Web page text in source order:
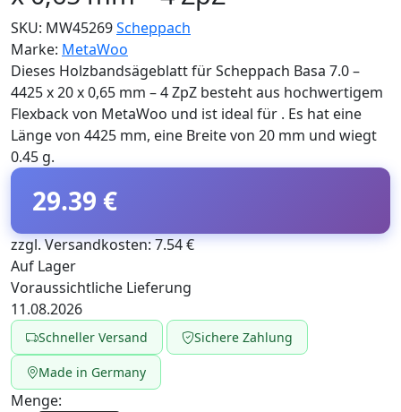
SKU: MW45269Scheppach
Marke: MetaWoo
Dieses Holzbandsägeblatt für Scheppach Basa 7.0 –
4425 x 20 x 0,65 mm – 4 ZpZ besteht aus hochwertigem
Flexback von MetaWoo und ist ideal für . Es hat eine
Länge von 4425 mm, eine Breite von 20 mm und wiegt
0.45 g.
29.39 €
zzgl. Versandkosten: 7.54 €
Auf Lager
Voraussichtliche Lieferung
11.08.2026
Schneller Versand Sichere Zahlung
Made in Germany
Menge: